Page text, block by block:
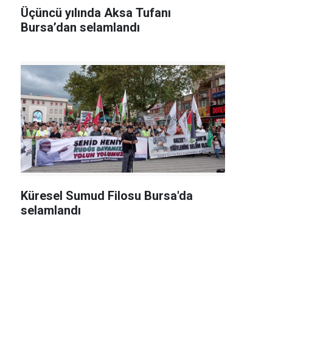
Üçüncü yılında Aksa Tufanı
Bursa’dan selamlandı
Küresel Sumud Filosu Bursa'da
selamlandı